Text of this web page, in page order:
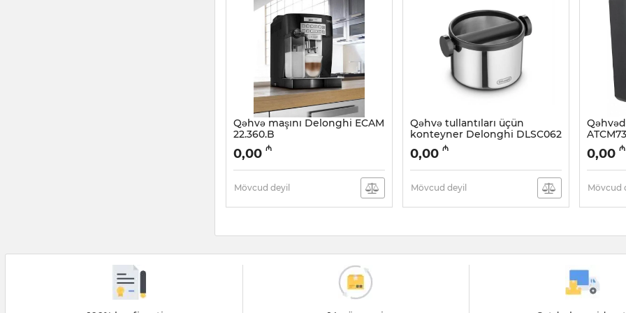
Qəhvə maşını Delonghi ECAM
22.360.B
Artikul: 005038476
0,00 ₼
Mövcud deyil
Qəhvə tullantıları üçün
konteyner Delonghi DLSC062
Artikul: 005038420
0,00 ₼
Mövcud deyil
Artikul:
0,00 ₼
Mövcud